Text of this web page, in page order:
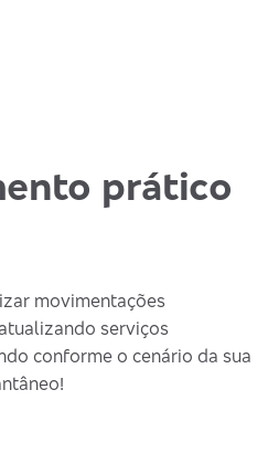
prático
movimentações
serviços
conforme o cenário da sua